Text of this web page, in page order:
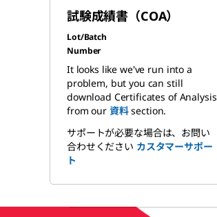
試験成績書（COA）
Lot/Batch
Number
It looks like we've run into a
problem, but you can still
download Certificates of Analysis
from our 資料section.
サポートが必要な場合は、お問い
合わせください カスタマーサポー
ト